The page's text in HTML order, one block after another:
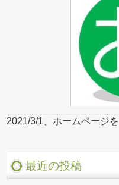
2021/3/1、ホームページ
最近の投稿